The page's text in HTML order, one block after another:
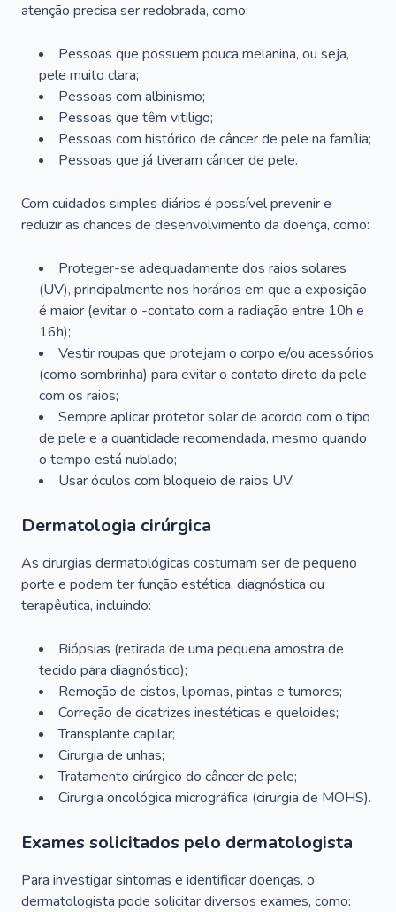
atenção precisa ser redobrada, como:
Pessoas que possuem pouca melanina, ou seja,
pele muito clara;
Pessoas com albinismo;
Pessoas que têm vitiligo;
Pessoas com histórico de câncer de pele na família;
Pessoas que já tiveram câncer de pele.
Com cuidados simples diários é possível prevenir e
reduzir as chances de desenvolvimento da doença, como:
Proteger-se adequadamente dos raios solares
(UV), principalmente nos horários em que a exposição
é maior (evitar o -contato com a radiação entre 10h e
16h);
Vestir roupas que protejam o corpo e/ou acessórios
(como sombrinha) para evitar o contato direto da pele
com os raios;
Sempre aplicar protetor solar de acordo com o tipo
de pele e a quantidade recomendada, mesmo quando
o tempo está nublado;
Usar óculos com bloqueio de raios UV.
Dermatologia cirúrgica
As cirurgias dermatológicas costumam ser de pequeno
porte e podem ter função estética, diagnóstica ou
terapêutica, incluindo:
Biópsias (retirada de uma pequena amostra de
tecido para diagnóstico);
Remoção de cistos, lipomas, pintas e tumores;
Correção de cicatrizes inestéticas e queloides;
Transplante capilar;
Cirurgia de unhas;
Tratamento cirúrgico do câncer de pele;
Cirurgia oncológica micrográfica (cirurgia de MOHS).
Exames solicitados pelo dermatologista
Para investigar sintomas e identificar doenças, o
dermatologista pode solicitar diversos exames, como: